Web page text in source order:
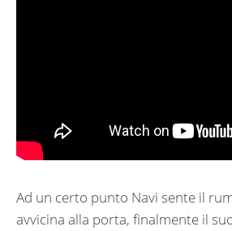
Ad un certo punto Navi sente il
avvicina alla porta, finalmente il